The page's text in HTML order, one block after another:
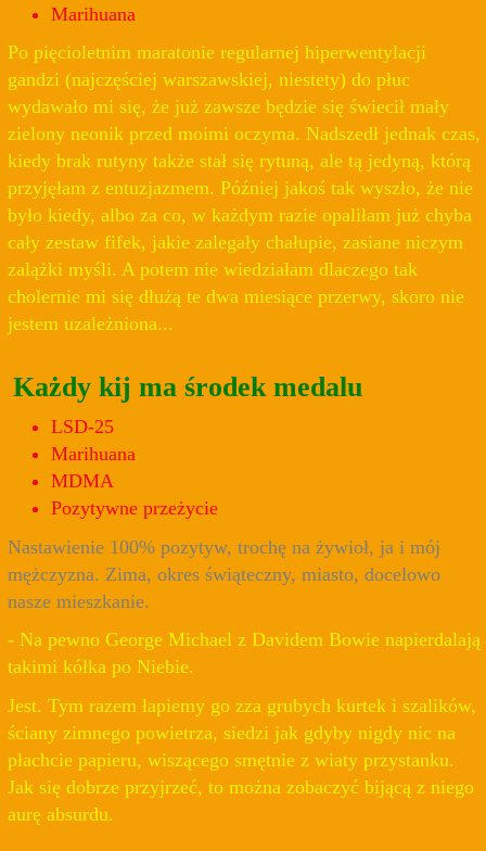
Marihuana
Po pięcioletnim maratonie regularnej hiperwentylacji
gandzi (najczęściej warszawskiej, niestety) do płuc
wydawało mi się, że już zawsze będzie się świecił mały
zielony neonik przed moimi oczyma. Nadszedł jednak czas,
kiedy brak rutyny także stał się rytuną, ale tą jedyną, którą
przyjęłam z entuzjazmem. Później jakoś tak wyszło, że nie
było kiedy, albo za co, w każdym razie opaliłam już chyba
cały zestaw fifek, jakie zalegały chałupie, zasiane niczym
zalążki myśli. A potem nie wiedziałam dlaczego tak
cholernie mi się dłużą te dwa miesiące przerwy, skoro nie
jestem uzależniona...
Każdy kij ma środek medalu
LSD-25
Marihuana
MDMA
Pozytywne przeżycie
Nastawienie 100% pozytyw, trochę na żywioł, ja i mój
mężczyzna. Zima, okres świąteczny, miasto, docelowo
nasze mieszkanie.
- Na pewno George Michael z Davidem Bowie napierdalają
takimi kółka po Niebie.
Jest. Tym razem łapiemy go zza grubych kurtek i szalików,
ściany zimnego powietrza, siedzi jak gdyby nigdy nic na
płachcie papieru, wiszącego smętnie z wiaty przystanku.
Jak się dobrze przyjrzeć, to można zobaczyć bijącą z niego
aurę absurdu.